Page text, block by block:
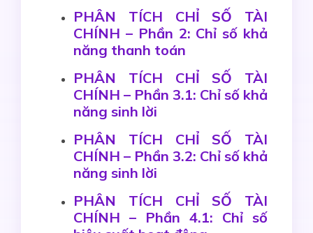
PHÂN TÍCH CHỈ SỐ TÀI
CHÍNH – Phần 2: Chỉ số khả
năng thanh toán
PHÂN TÍCH CHỈ SỐ TÀI
CHÍNH – Phần 3.1: Chỉ số khả
năng sinh lời
PHÂN TÍCH CHỈ SỐ TÀI
CHÍNH – Phần 3.2: Chỉ số khả
năng sinh lời
PHÂN TÍCH CHỈ SỐ TÀI
CHÍNH – Phần 4.1: Chỉ số